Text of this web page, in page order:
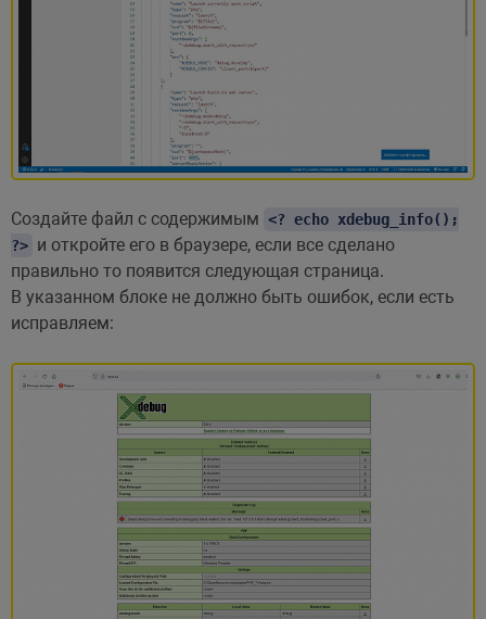
Создайте файл с содержимым <? echo xdebug_info();
?> и откройте его в браузере, если все сделано
правильно то появится следующая страница.
В указанном блоке не должно быть ошибок, если есть
исправляем: